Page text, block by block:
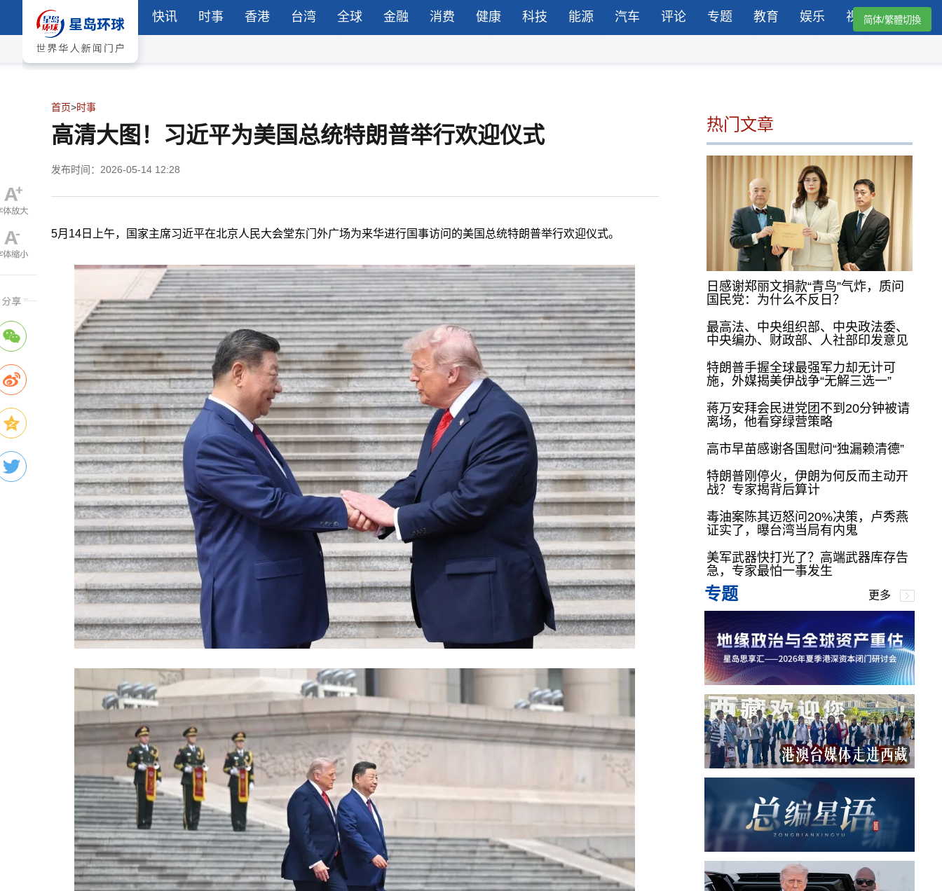
快讯 时事 香港 台湾 全球 金融 消费 健康 科技 能源 汽车 评论 专题 教育 娱乐 视频简体/繁體切換
首页>时事
高清大图！习近平为美国总统特朗普举行欢迎仪式
发布时间：2026-05-14 12:28
5月14日上午，国家主席习近平在北京人民大会堂东门外广场为来华进行国事访问的美国总统特朗普举行欢迎仪式。
热门文章
日感谢郑丽文捐款“青鸟”气炸，质问
国民党：为什么不反日？
最高法、中央组织部、中央政法委、
中央编办、财政部、人社部印发意见
特朗普手握全球最强军力却无计可
施，外媒揭美伊战争“无解三选一”
蒋万安拜会民进党团不到20分钟被请
离场，他看穿绿营策略
高市早苗感谢各国慰问“独漏赖清德”
特朗普刚停火，伊朗为何反而主动开
战？专家揭背后算计
毒油案陈其迈怒问20%决策，卢秀燕
证实了，曝台湾当局有内鬼
美军武器快打光了？高端武器库存告
急，专家最怕一事发生
专题 更多